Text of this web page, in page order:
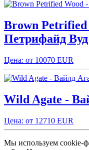
Brown Petrified
Петрифайд Вуд
Цена: от 10070 EUR
Wild Agate -
Цена: от 12710 EUR
Мы используем cookie-